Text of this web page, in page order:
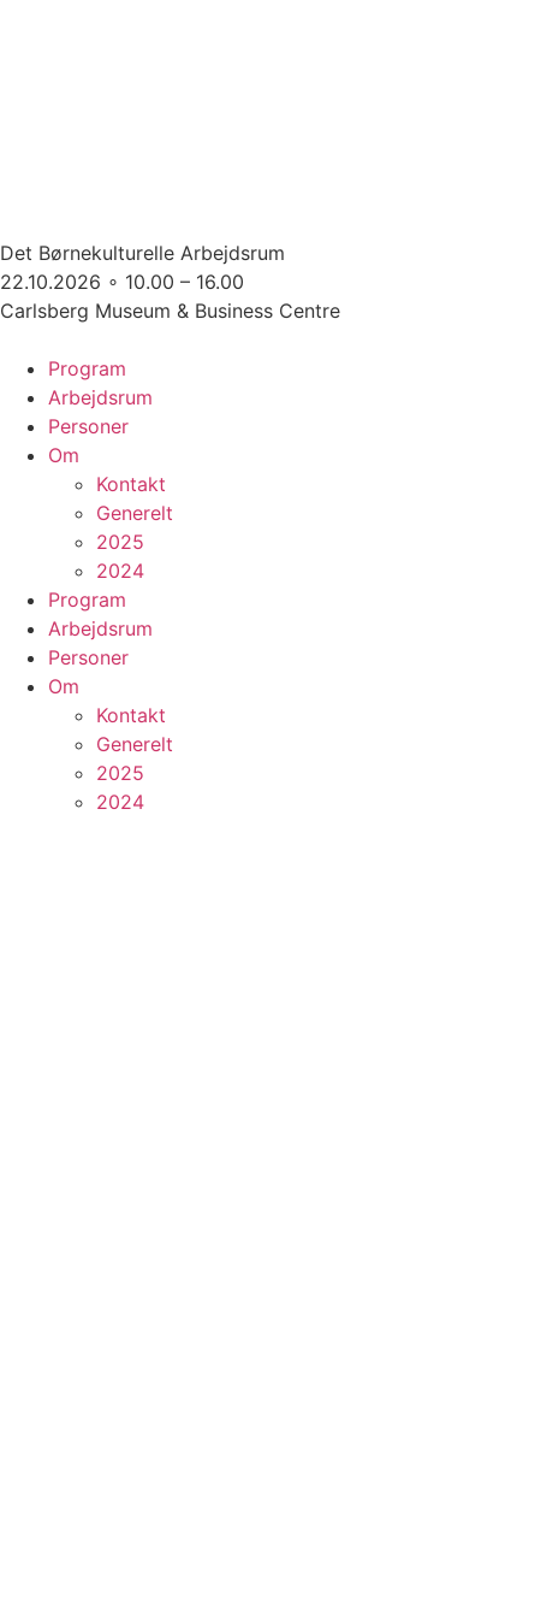
Det Børnekulturelle Arbejdsrum
22.10.2026 ∘ 10.00 – 16.00
Carlsberg Museum & Business Centre
Program
Arbejdsrum
Personer
Om
Kontakt
Generelt
2025
2024
Program
Arbejdsrum
Personer
Om
Kontakt
Generelt
2025
2024